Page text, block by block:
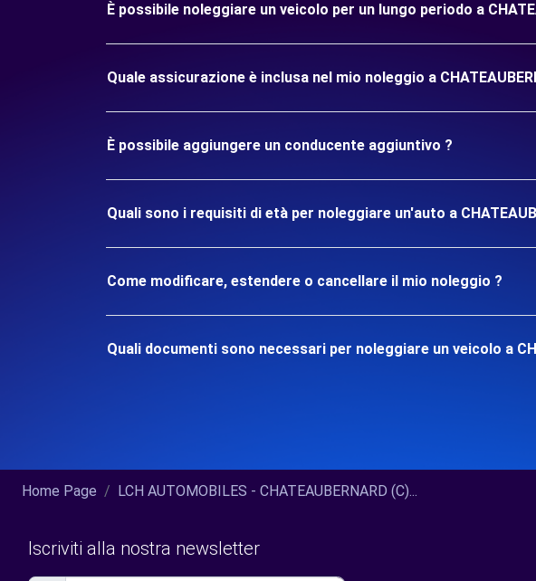
È possibile noleggiare un veicolo per un lungo periodo a
Quale assicurazione è inclusa nel mio noleggio a
È possibile aggiungere un conducente aggiuntivo ?
Quali sono i requisiti di età per noleggiare un'auto a
Come modificare, estendere o cancellare il mio noleggio ?
Quali documenti sono necessari per noleggiare un veicolo a
Home Page LCH AUTOMOBILES - CHATEAUBERNARD (C)...
Iscriviti alla nostra newsletter